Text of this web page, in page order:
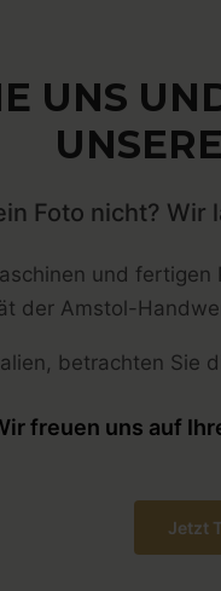
UNS
Foto nicht?
und
der Amstol-
betrachten Sie
freuen uns auf
Jetzt